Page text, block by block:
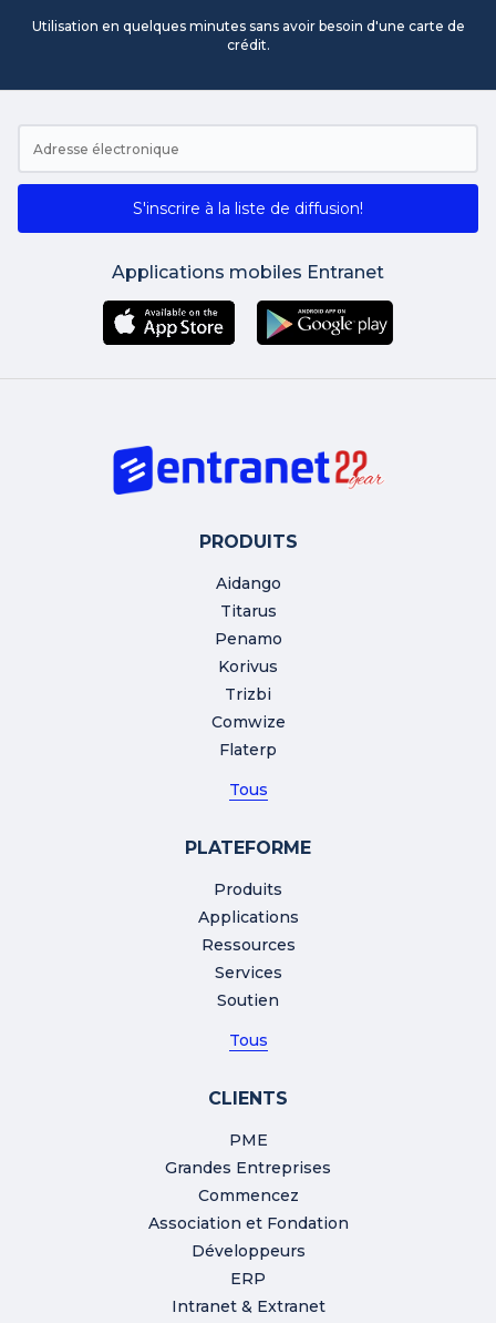
Utilisation en quelques minutes sans avoir besoin d'une carte de
crédit.
S'inscrire à la liste de diffusion!
Applications mobiles Entranet
PRODUITS
Aidango
Titarus
Penamo
Korivus
Trizbi
Comwize
Flaterp
Tous
PLATEFORME
Produits
Applications
Ressources
Services
Soutien
Tous
CLIENTS
PME
Grandes Entreprises
Commencez
Association et Fondation
Développeurs
ERP
Intranet & Extranet